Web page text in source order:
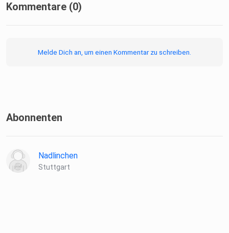
Kommentare (0)
Melde Dich an, um einen Kommentar zu schreiben.
Abonnenten
Nadlinchen
Stuttgart